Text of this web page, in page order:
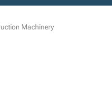
Machinery